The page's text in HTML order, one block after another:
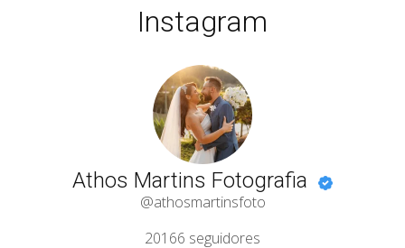
Instagram
Athos Martins Fotografia
@athosmartinsfoto
20166 seguidores